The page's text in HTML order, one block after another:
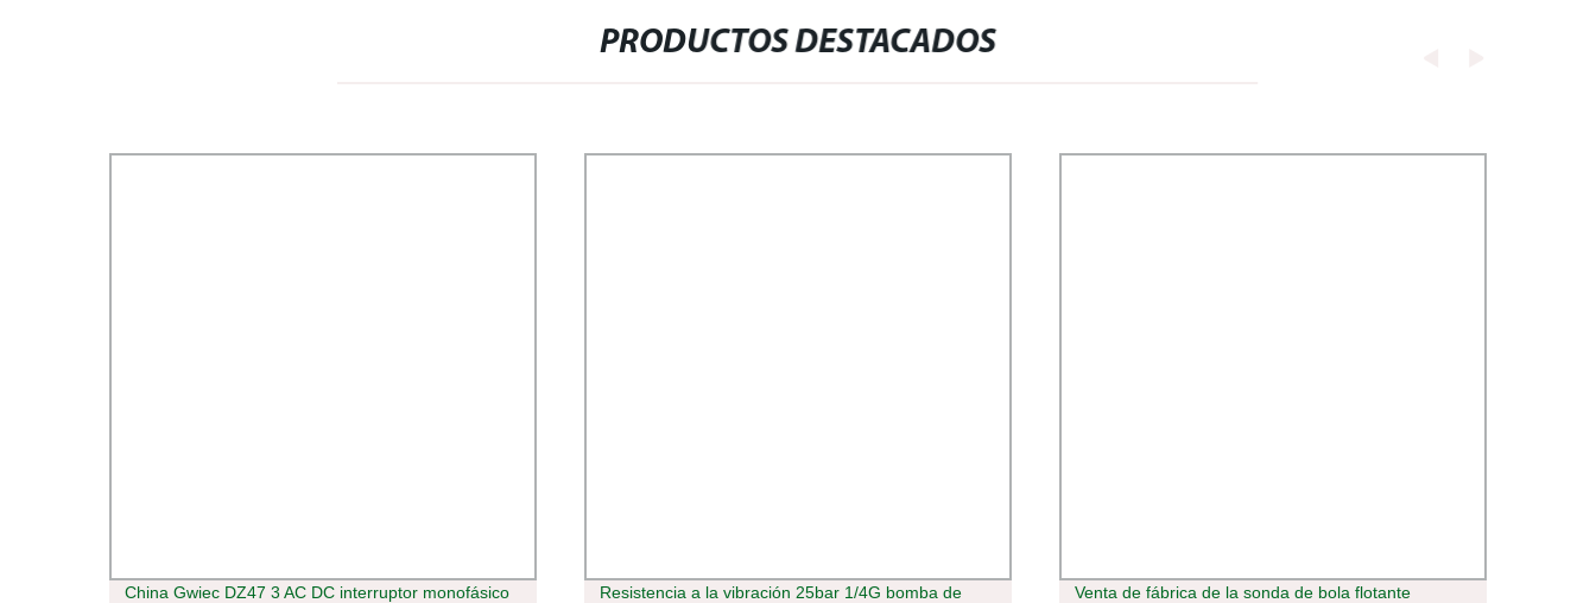
PRODUCTOS DESTACADOS
China Gwiec DZ47 3 AC DC interruptor monofásico
Resistencia a la vibración 25bar 1/4G bomba de
Venta de fábrica de la sonda de bola flotante